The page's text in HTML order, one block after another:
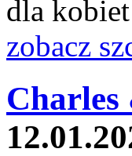
dla
zobacz